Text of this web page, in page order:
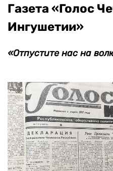
Газета «Голос
Ингушетии»
«Отпустите нас на